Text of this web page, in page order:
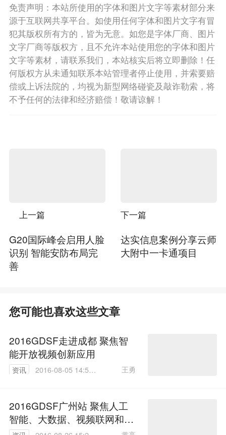
免责声明：本站所使用的字体和图片文字等素材部分来
源于互联网共享平台。如使用任何字体和图片文字有冒
犯其版权所有方的，皆为无意。如您是字体厂商、图片
文字厂商等版权方，且不允许本站使用您的字体和图片
文字等素材，请联系我们，本站核实后将立即删除！任
何版权方从未通知联系本站管理者停止使用，并索要赔
偿或上诉法院的，均视为新型网络碰瓷及敲诈勒索，将
不予任何的法律和经济赔偿！敬请谅解！
上一篇
G20国际峰会启用人脸
识别 智能安防布局完
善
下一篇
达实信息案例分享云师
大附中一卡通项目
您可能也喜欢这些文章
2016GDSF走进成都 聚焦智
能开放视频创新应用
资讯
2016-08-05 14:53:
王勇
2016GDSF广州站 聚焦人工
智能、大数据、视频联网和智
慧家居